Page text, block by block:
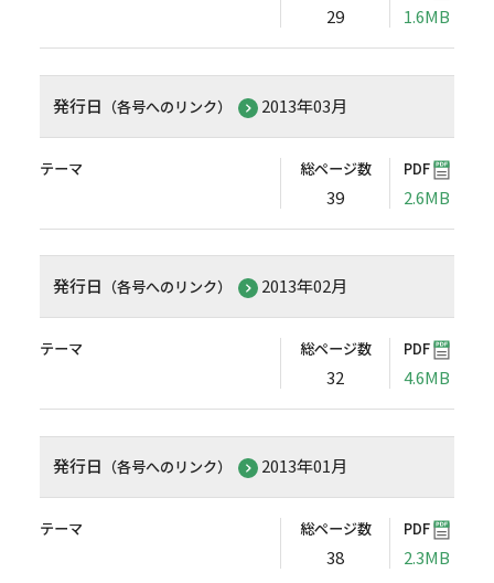
29 1.6MB
発行日 （各号へのリンク） 2013年03月
テーマ 総ページ数
39
PDF
2.6MB
発行日 （各号へのリンク） 2013年02月
テーマ 総ページ数
32
PDF
4.6MB
発行日 （各号へのリンク） 2013年01月
テーマ 総ページ数
38
PDF
2.3MB